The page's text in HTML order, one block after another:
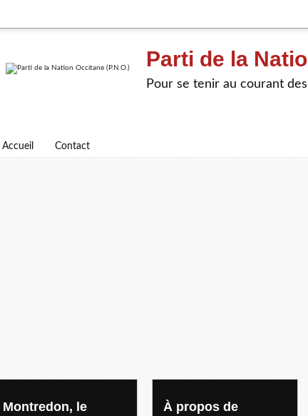
Parti de la
Pour se tenir au courant
Accueil Contact
agriculture
Montredon, le
À propos de